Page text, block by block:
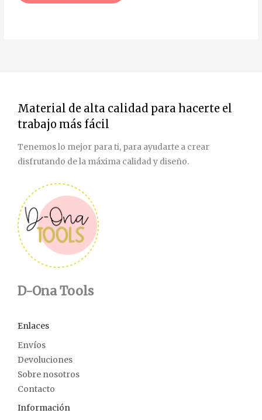
Material de alta calidad para hacerte el
trabajo más fácil
Tenemos lo mejor para ti, para ayudarte a crear
disfrutando de la máxima calidad y diseño.
D-Ona Tools
Enlaces
Envíos
Devoluciones
Sobre nosotros
Contacto
Información